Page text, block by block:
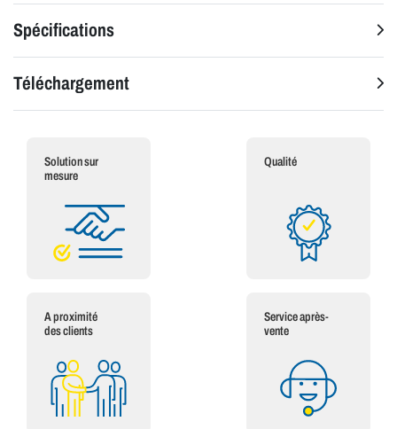
Spécifications
Téléchargement
Solution sur
mesure
Qualité
A proximité
des clients
Service après-
vente